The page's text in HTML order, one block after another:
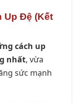
Up Đệ (Kết
cách up
nhất, vừa
sức mạnh